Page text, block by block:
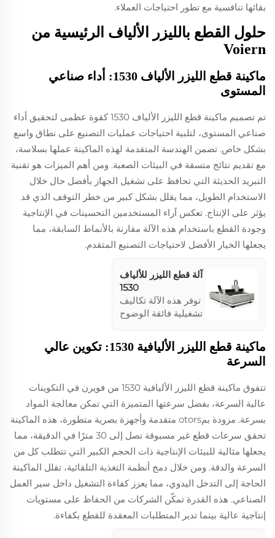
بقائها تنافسية مع تطور احتياجات العملاء.
حلول القطع بالليزر الألياف الرئيسية من
Voiern
ماكينة قطع الليزر الألياف 1530: أداء صناعي
المستوى
تم تصميم ماكينة قطع الليزر الألياف 1530 كقوة عظمى لتحقيق أداء
صناعي المستوى، لتلبية احتياجات عمليات التصنيع على نطاق واسع
بشكل خاص. تضمن الهندسة المتقدمة لهذه الماكينة عملها بسلاسة،
مع تقديم نتائج متسقة في البيئات الصعبة. ومن أهم الميزات هو تقنية
التبريد الحديثة التي تحافظ على تشغيل الجهاز بأفضل حال خلال
الاستخدام الطويل، مما يقلل بشكل كبير من خطر التوقف الذي قد
يؤثر على الإنتاج. تعكس آراء المستخدمين التحسينات في الإنتاجية
وجودة القطع باستخدام هذه الآلة مقارنة بالأنماط السابقة، مما
يجعلها الخيار الأفضل لاحتياجات التصنيع المتقدم.
آلة قطع الليزر للألياف
1530
توفر هذه الآلة تكاليف
تشغيلية فائقة الوضوح
الضغط العالي لقطع
ألواح المعادن
تعبئة أصلية عالية الأداء
والتي تضمن أداءً
مستقراً وعمر خدمة
يزيد عن 100,000
ساعة، مما يضمن
عمليات سريعة وكفؤة.
ماكينة قطع الليزر الأليافية 1530: تكوين عالي
السرعة
تتفوق ماكينة قطع الليزر الأليافية 1530 من فويرن في التكوينات
عالية السرعة، بفضل سرعتها المتميزة التي تمكن معالجة المواد
بسرعة. مزودة بمotors متقدمة وأجهزة بصرية متطورة، هذه الماكينة
تحقق سرعات قطع غير مسبوقة تصل إلى 30 مترًا في الدقيقة، مما
يجعلها مثالية للبيئات الإنتاجية ذات الحجم الكبير التي تتطلب كل من
السرعة والدقة. ومن خلال دمج أنظمة التغذية التلقائية، تقلل الماكينة
الحاجة إلى التدخل اليدوي، مما يعزز كفاءة التشغيل داخل سير العمل
الصناعي. هذه القدرة تمكّن الشركات من الحفاظ على مستويات
إنتاجية عالية بينما تدير المتطلبات المعقدة للقطع بكفاءة.